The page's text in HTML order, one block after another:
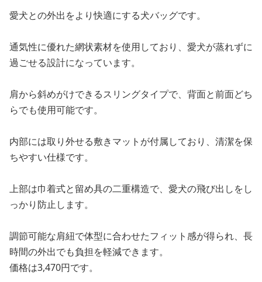
愛犬との外出をより快適にする犬バッグです。
通気性に優れた網状素材を使用しており、愛犬が蒸れずに
過ごせる設計になっています。
肩から斜めがけできるスリングタイプで、背面と前面どち
らでも使用可能です。
内部には取り外せる敷きマットが付属しており、清潔を保
ちやすい仕様です。
上部は巾着式と留め具の二重構造で、愛犬の飛び出しをし
っかり防止します。
調節可能な肩紐で体型に合わせたフィット感が得られ、長
時間の外出でも負担を軽減できます。
価格は3,470円です。